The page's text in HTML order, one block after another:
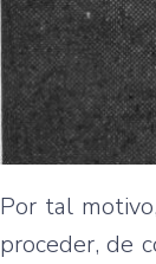
Por tal
proceder, de